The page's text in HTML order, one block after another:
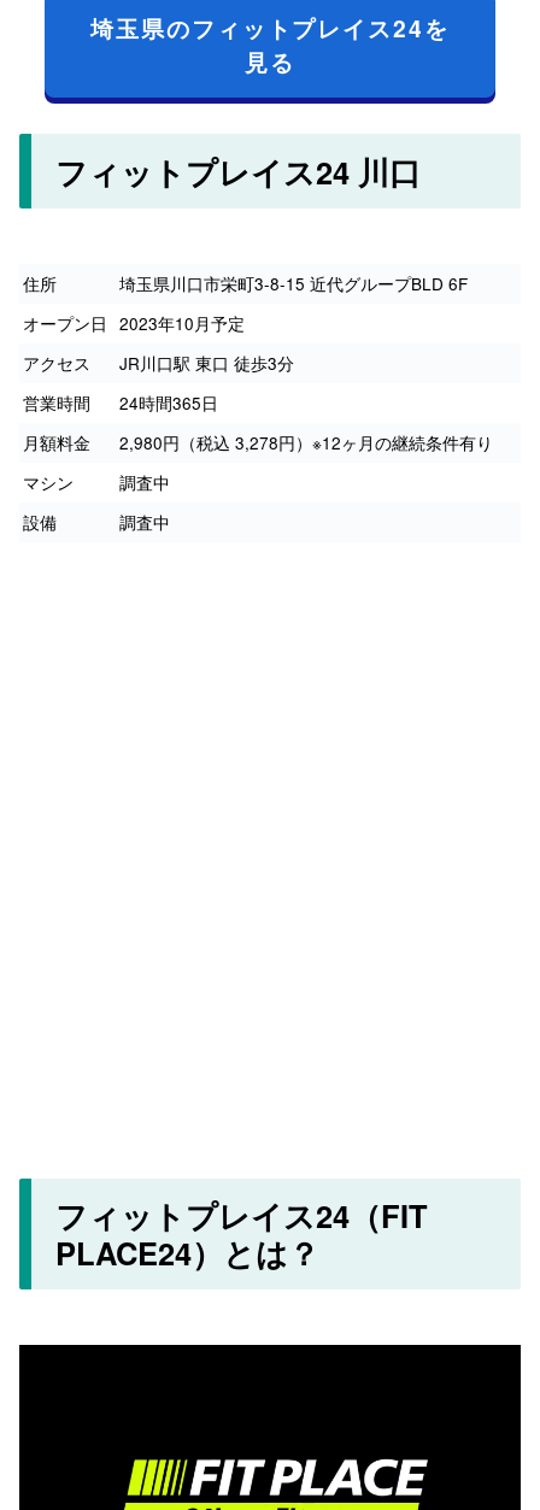
埼玉県のフィットプレイス24を
見る
フィットプレイス24 川口
住所
埼玉県川口市栄町3-8-15 近代グループBLD 6F
オープン日 2023年10月予定
アクセス
JR川口駅 東口 徒歩3分
営業時間
24時間365日
月額料金
2,980円（税込 3,278円）※12ヶ月の継続条件有り
マシン
調査中
設備
調査中
フィットプレイス24（FIT
PLACE24）とは？